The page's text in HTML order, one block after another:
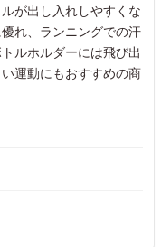
が出し入れしやすくな
れ、ランニングでの汗
ルホルダーには飛び出
運動にもおすすめの商